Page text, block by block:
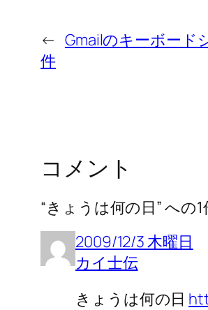
← Gmailのキーボード
件
コメント
“きょうは何の日” への
2009/12/3 木曜日
カイ士伝
きょうは何の日